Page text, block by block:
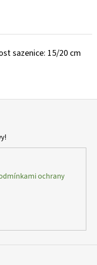
sazenice: 15/20 cm
ochrany